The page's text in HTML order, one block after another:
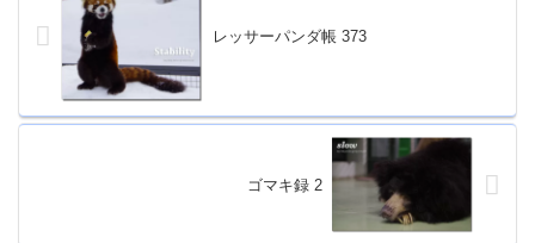
レッサーパンダ帳 373
ゴマキ録 2